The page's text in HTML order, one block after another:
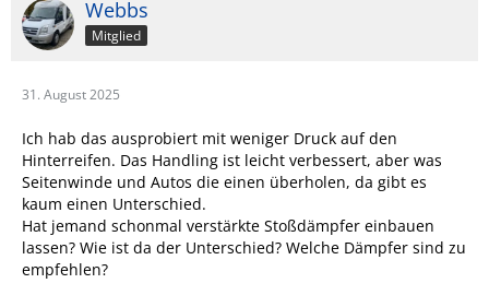
Webbs
Mitglied
31. August 2025
Ich hab das ausprobiert mit weniger Druck auf den
Hinterreifen. Das Handling ist leicht verbessert, aber was
Seitenwinde und Autos die einen überholen, da gibt es
kaum einen Unterschied.
Hat jemand schonmal verstärkte Stoßdämpfer einbauen
lassen? Wie ist da der Unterschied? Welche Dämpfer sind zu
empfehlen?